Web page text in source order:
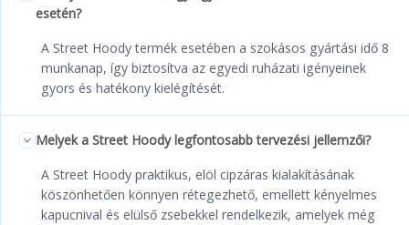
esetén?
A Street Hoody termék esetében a szokásos gyártási idő 8
munkanap, így biztosítva az egyedi ruházati igényeinek
gyors és hatékony kielégítését.
Melyek a Street Hoody legfontosabb tervezési jellemzői?
A Street Hoody praktikus, elöl cipzáras kialakításának
köszönhetően könnyen rétegezhető, emellett kényelmes
kapucnival és elülső zsebekkel rendelkezik, amelyek még